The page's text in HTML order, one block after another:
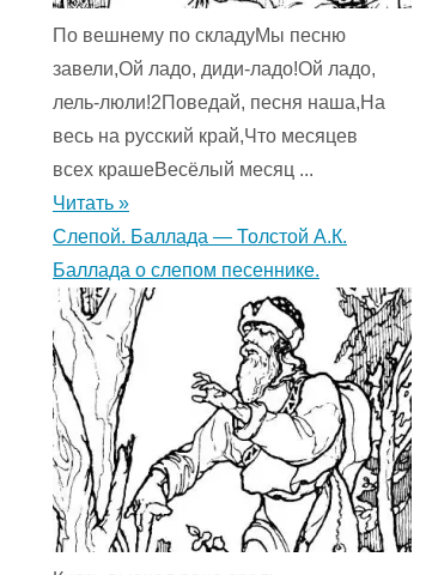
По вешнему по складуМы песню
завели,Ой ладо, диди-ладо!Ой ладо,
лель-люли!2Поведай, песня наша,На
весь на русский край,Что месяцев
всех крашеВесёлый месяц ...
Читать »
Слепой. Баллада — Толстой А.К.
Баллада о слепом песеннике.